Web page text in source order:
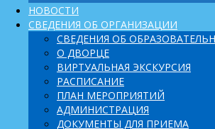
НОВОСТИ
СВЕДЕНИЯ ОБ ОРГАНИЗАЦИИ
СВЕДЕНИЯ ОБ
О ДВОРЦЕ
ВИРТУАЛЬНАЯ ЭКСКУРСИЯ
РАСПИСАНИЕ
ПЛАН МЕРОПРИЯТИЙ
АДМИНИСТРАЦИЯ
ДОКУМЕНТЫ ДЛЯ ПРИЕМА